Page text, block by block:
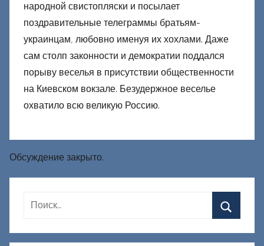
народной свистопляски и посылает
поздравительные телеграммы братьям-
украинцам, любовно именуя их хохлами. Даже
сам столп законности и демократии поддался
порыву веселья в присутствии общественности
на Киевском вокзале. Безудержное веселье
охватило всю великую Россию.
Обсуждение закрыто.